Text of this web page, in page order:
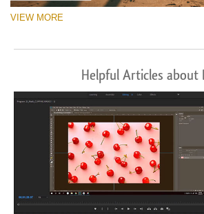
VIEW MORE
Helpful Articles about